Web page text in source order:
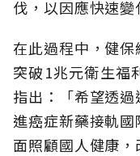
伐，以因應快速變
在此過程中，健
突破1兆元衛生福
指出：「希望透
進癌症新藥接軌
面照顧國人健康